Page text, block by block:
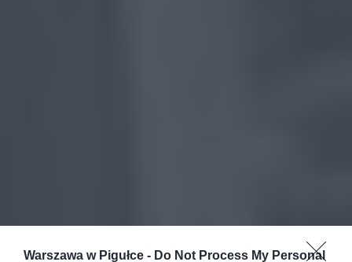
Warszawa w Pigułce - Do Not Process My Personal